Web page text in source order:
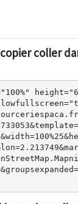
coller